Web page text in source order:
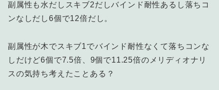
副属性も水だしスキブ2だしバインド耐性あるし落ちコ
ンなしだし6個で12倍だし。
副属性が木でスキブ1でバインド耐性なくて落ちコンな
しだけど6個で7.5倍、9個で11.25倍のメリディオナリ
スの気持ち考えたことある？